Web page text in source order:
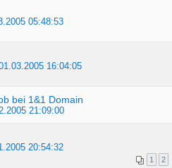
05:48:53
16:04:05
bei 1&1 Domain
21:09:00
20:54:32
1 2